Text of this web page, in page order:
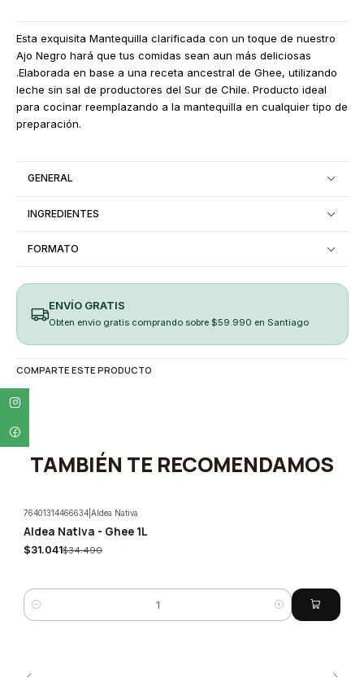
Esta exquisita Mantequilla clarificada con un toque de nuestro
Ajo Negro hará que tus comidas sean aun más deliciosas
.Elaborada en base a una receta ancestral de Ghee, utilizando
leche sin sal de productores del Sur de Chile. Producto ideal
para cocinar reemplazando a la mantequilla en cualquier tipo de
preparación.
GENERAL
INGREDIENTES
FORMATO
ENVÍO GRATIS
Obten envio gratis comprando sobre $59.990 en Santiago
COMPARTE ESTE PRODUCTO
TAMBIÉN TE RECOMENDAMOS
-10%
76401314466634 |Aldea Nativa
Aldea Nativa - Ghee 1L
$31.041$34.490
Cantidad